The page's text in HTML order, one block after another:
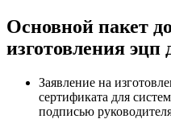
Основной пакет
изготовления эцп
Заявление на
сертификата для
подписью